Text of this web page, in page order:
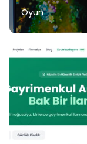
Oyun